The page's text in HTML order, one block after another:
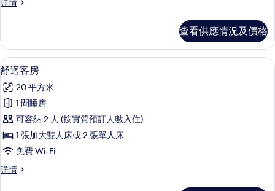
放
套
房
的
相
片
式
套
房
情
查看供應情況及價格
載
入
所
有
舒
適
客
房
舒適客房 | 高級寢具、羽絨被、特厚
14
舒適客房
20 平方米
1 間睡房
可容納 2 人 (按實質預訂人數入住)
1 張加大雙人床或 2 張單人床
免費 Wi-Fi
詳情
舒